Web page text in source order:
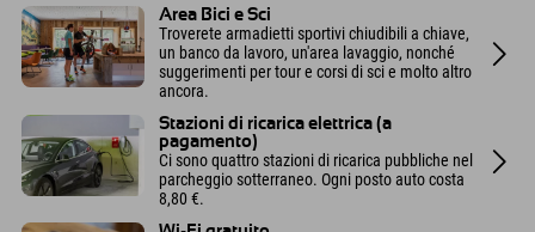
Area Bici e Sci
Troverete armadietti sportivi chiudibili a chiave,
un banco da lavoro, un'area lavaggio, nonché
suggerimenti per tour e corsi di sci e molto altro
ancora.
Stazioni di ricarica elettrica (a
pagamento)
Ci sono quattro stazioni di ricarica pubbliche nel
parcheggio sotterraneo. Ogni posto auto costa
8,80 €.